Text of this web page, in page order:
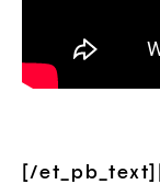
[/